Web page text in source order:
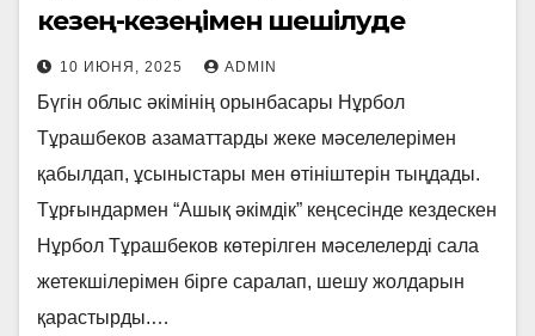
кезең-кезеңімен шешілуде
10 ИЮНЯ, 2025 ADMIN
Бүгін облыс әкімінің орынбасары Нұрбол
Тұрашбеков азаматтарды жеке мәселелерімен
қабылдап, ұсыныстары мен өтініштерін тыңдады.
Тұрғындармен “Ашық әкімдік” кеңсесінде кездескен
Нұрбол Тұрашбеков көтерілген мәселелерді сала
жетекшілерімен бірге саралап, шешу жолдарын
қарастырды.…